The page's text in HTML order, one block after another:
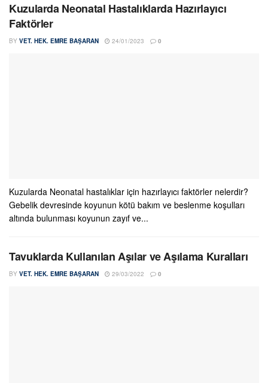
Kuzularda Neonatal Hastalıklarda Hazırlayıcı
Faktörler
BY VET. HEK. EMRE BAŞARAN 24/01/2023 0
Kuzularda Neonatal hastalıklar için hazırlayıcı faktörler nelerdir?
Gebelik devresinde koyunun kötü bakım ve beslenme koşulları
altında bulunması koyunun zayıf ve...
Tavuklarda Kullanılan Aşılar ve Aşılama Kuralları
BY VET. HEK. EMRE BAŞARAN 29/03/2022 0